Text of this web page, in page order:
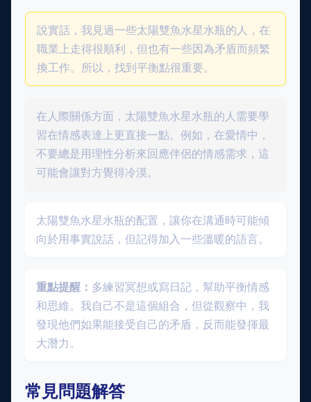
說實話，我見過一些太陽雙魚水星水瓶的人，在
職業上走得很順利，但也有一些因為矛盾而頻繁
換工作。所以，找到平衡點很重要。
在人際關係方面，太陽雙魚水星水瓶的人需要學
習在情感表達上更直接一點。例如，在愛情中，
不要總是用理性分析來回應伴侶的情感需求，這
可能會讓對方覺得冷漠。
太陽雙魚水星水瓶的配置，讓你在溝通時可能傾
向於用事實說話，但記得加入一些溫暖的語言。
重點提醒： 多練習冥想或寫日記，幫助平衡情感
和思維。我自己不是這個組合，但從觀察中，我
發現他們如果能接受自己的矛盾，反而能發揮最
大潛力。
常見問題解答